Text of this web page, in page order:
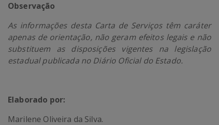
Observação
As informações desta Carta de Serviços têm caráter
apenas de orientação, não geram efeitos legais e não
substituem as disposições vigentes na legislação
estadual publicada no Diário Oficial do Estado.
Elaborado por:
Marilene Oliveira da Silva.